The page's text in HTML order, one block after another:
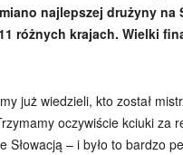
najlepszej drużyny
różnych krajach. Wielki
już wiedzieli, kto został
oczywiście kciuki
Słowacją – i było to